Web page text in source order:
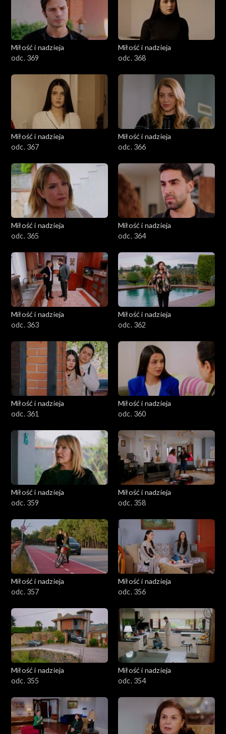
Miłość i nadzieja
odc. 369
Miłość i nadzieja
odc. 368
Miłość i nadzieja
odc. 367
Miłość i nadzieja
odc. 366
Miłość i nadzieja
odc. 365
Miłość i nadzieja
odc. 364
Miłość i nadzieja
odc. 363
Miłość i nadzieja
odc. 362
Miłość i nadzieja
odc. 361
Miłość i nadzieja
odc. 360
Miłość i nadzieja
odc. 359
Miłość i nadzieja
odc. 358
Miłość i nadzieja
odc. 357
Miłość i nadzieja
odc. 356
Miłość i nadzieja
odc. 355
Miłość i nadzieja
odc. 354